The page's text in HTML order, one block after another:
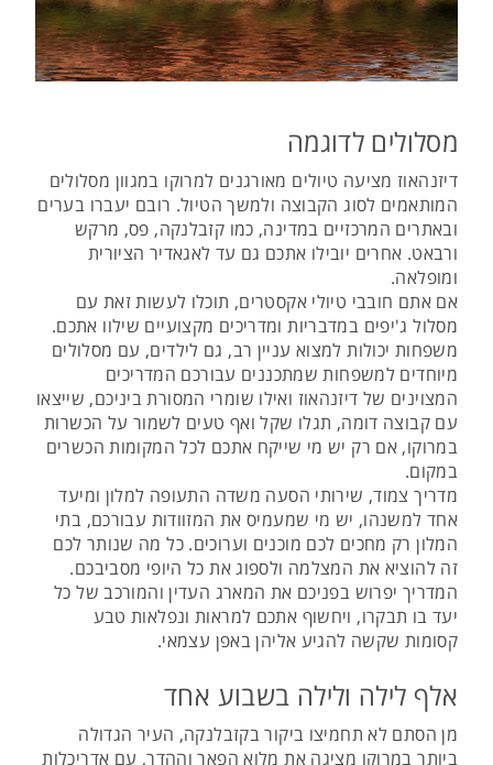
מסלולים לדוגמה
דיזנהאוז מציעה טיולים מאורגנים למרוקו במגוון מסלולים
המותאמים לסוג הקבוצה ולמשך הטיול. רובם יעברו בערים
ובאתרים המרכזיים במדינה, כמו קזבלנקה, פס, מרקש
ורבאט. אחרים יובילו אתכם גם עד לאגאדיר הציורית
ומופלאה.
אם אתם חובבי טיולי אקסטרים, תוכלו לעשות זאת עם
מסלול ג'יפים במדבריות ומדריכים מקצועיים שילוו אתכם.
משפחות יכולות למצוא עניין רב, גם לילדים, עם מסלולים
מיוחדים למשפחות שמתכננים עבורכם המדריכים
המצוינים של דיזנהאוז ואילו שומרי המסורת ביניכם, שייצאו
עם קבוצה דומה, תגלו שקל ואף טעים לשמור על הכשרות
במרוקו, אם רק יש מי שייקח אתכם לכל המקומות הכשרים
במקום.
מדריך צמוד, שירותי הסעה משדה התעופה למלון ומיעד
אחד למשנהו, יש מי שמעמיס את המזוודות עבורכם, בתי
המלון רק מחכים לכם מוכנים וערוכים. כל מה שנותר לכם
זה להוציא את המצלמה ולספוג את כל היופי מסביבכם.
המדריך יפרוש בפניכם את המארג העדין והמורכב של כל
יעד בו תבקרו, ויחשוף אתכם למראות ונפלאות טבע
קסומות שקשה להגיע אליהן באפן עצמאי.
אלף לילה ולילה בשבוע אחד
מן הסתם לא תחמיצו ביקור בקזבלנקה, העיר הגדולה
ביותר במרוקו מציגה את מלוא הפאר וההדר, עם אדריכלות